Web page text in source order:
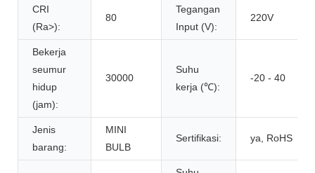
CRI
(Ra>):
80
Tegangan
Input (V):
220V
Bekerja
seumur
hidup
(jam):
30000
Suhu
kerja (℃):
-20 - 40
Jenis
barang:
MINI
BULB
Sertifikasi: ya, RoHS